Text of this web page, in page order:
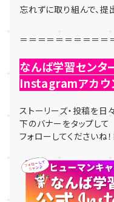
忘れずに取り組んで、提
＝＝＝＝＝＝＝＝＝＝
なんば学習センタ
Instagramアカウ
ストーリーズ・投稿を
下のバナーをタップして
フォローしてください